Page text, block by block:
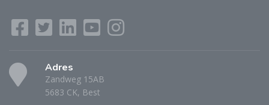
Adres
Zandweg 15AB
5683 CK, Best